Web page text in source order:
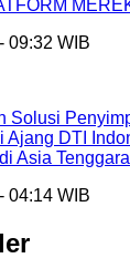
09:32 WIB
Solusi
Ajang DTI
Asia Tenggara
04:14 WIB